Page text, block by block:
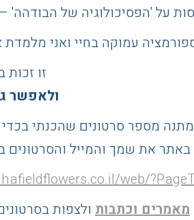
על 'הפסיכולוגיה של הבודהה'
עמוקה בחיי ואני מלמדת אותה
זו
ולאפשר
מספר סרטונים שהכנתי
את שמך והמייל והסרטונים
web/
מאמרים וכתבות ולצפות